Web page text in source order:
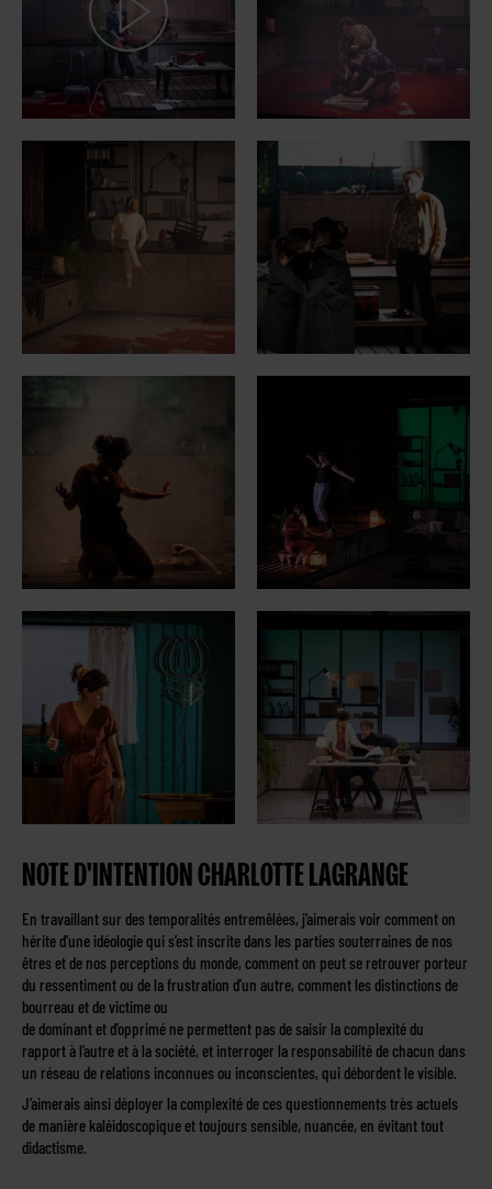
NOTE D'INTENTION CHARLOTTE LAGRANGE
En travaillant sur des temporalités entremêlées, j’aimerais voir comment on
hérite d’une idéologie qui s’est inscrite dans les parties souterraines de nos
êtres et de nos perceptions du monde, comment on peut se retrouver porteur
du ressentiment ou de la frustration d’un autre, comment les distinctions de
bourreau et de victime ou
de dominant et d’opprimé ne permettent pas de saisir la complexité du
rapport à l’autre et à la société, et interroger la responsabilité de chacun dans
un réseau de relations inconnues ou inconscientes, qui débordent le visible.
J’aimerais ainsi déployer la complexité de ces questionnements très actuels
de manière kaléidoscopique et toujours sensible, nuancée, en évitant tout
didactisme.